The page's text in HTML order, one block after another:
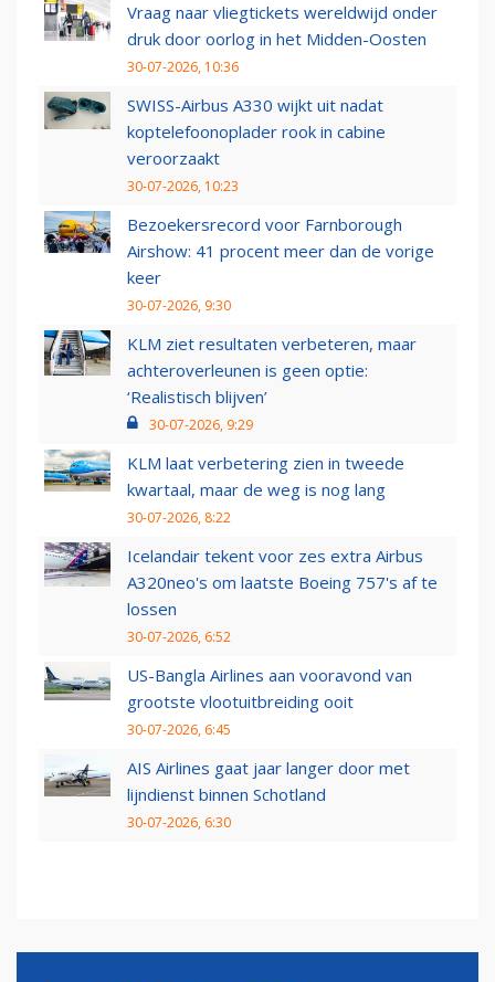
Vraag naar vliegtickets wereldwijd onder
druk door oorlog in het Midden-Oosten
30-07-2026, 10:36
SWISS-Airbus A330 wijkt uit nadat
koptelefoonoplader rook in cabine
veroorzaakt
30-07-2026, 10:23
Bezoekersrecord voor Farnborough
Airshow: 41 procent meer dan de vorige
keer
30-07-2026, 9:30
KLM ziet resultaten verbeteren, maar
achteroverleunen is geen optie:
‘Realistisch blijven’
30-07-2026, 9:29
KLM laat verbetering zien in tweede
kwartaal, maar de weg is nog lang
30-07-2026, 8:22
Icelandair tekent voor zes extra Airbus
A320neo's om laatste Boeing 757's af te
lossen
30-07-2026, 6:52
US-Bangla Airlines aan vooravond van
grootste vlootuitbreiding ooit
30-07-2026, 6:45
AIS Airlines gaat jaar langer door met
lijndienst binnen Schotland
30-07-2026, 6:30